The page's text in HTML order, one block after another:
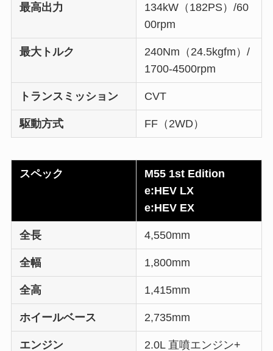
最高出力
134kW（182PS）/60
00rpm
最大トルク
240Nm（24.5kgfm）/
1700-4500rpm
トランスミッション CVT
駆動方式 FF（2WD）
スペック
M55 1st Edition
e:HEV LX
e:HEV EX
全長 4,550mm
全幅 1,800mm
全高 1,415mm
ホイールベース 2,735mm
エンジン
2.0L 直噴エンジン+